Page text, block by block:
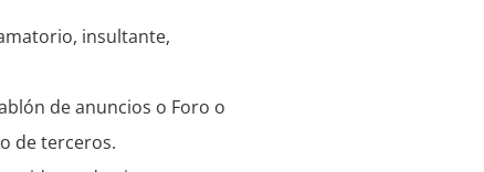
insultante,
de anuncios o Foro o
de terceros.